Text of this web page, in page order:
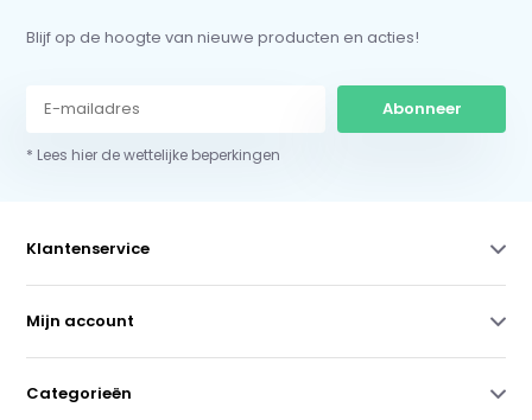
Blijf op de hoogte van nieuwe producten en acties!
Abonneer
* Lees hier de wettelijke beperkingen
Klantenservice
Mijn account
Categorieën